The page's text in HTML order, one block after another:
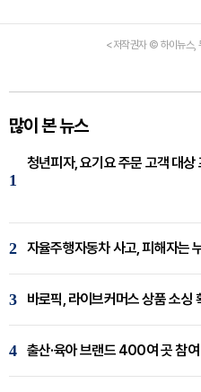
<저작권자 © 하이뉴스,
많이 본 뉴스
1
청년피자, 요기요 주문 고객 대상
2 자율주행자동차 사고, 피해자는
3 바로픽, 라이브커머스 상품 소싱
4 출산·육아 브랜드 400여 곳 참